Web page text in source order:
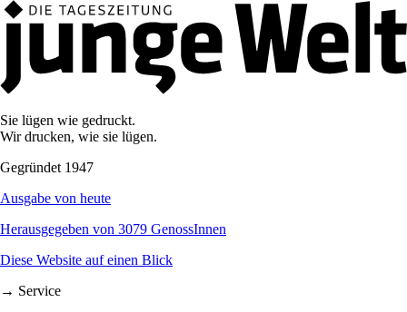
Sie lügen wie gedruckt.
Wir drucken, wie sie lügen.
Gegründet 1947
Ausgabe von heute
Herausgegeben von 3079 GenossInnen
Diese Website auf einen Blick
→ Service